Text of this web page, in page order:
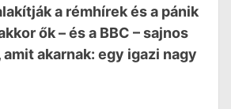
a rémhírek és a pánik
ők – és a BBC – sajnos
akarnak: egy igazi nagy